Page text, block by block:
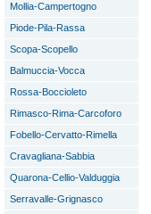
Mollia-Campertogno
Piode-Pila-Rassa
Scopa-Scopello
Balmuccia-Vocca
Rossa-Boccioleto
Rimasco-Rima-Carcoforo
Fobello-Cervatto-Rimella
Cravagliana-Sabbia
Quarona-Cellio-Valduggia
Serravalle-Grignasco